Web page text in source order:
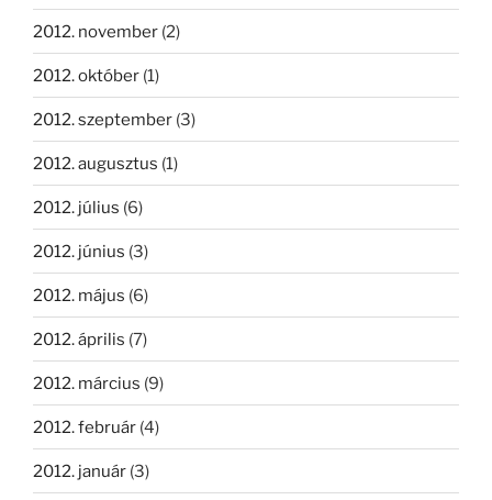
2012. november (2)
2012. október (1)
2012. szeptember (3)
2012. augusztus (1)
2012. július (6)
2012. június (3)
2012. május (6)
2012. április (7)
2012. március (9)
2012. február (4)
2012. január (3)